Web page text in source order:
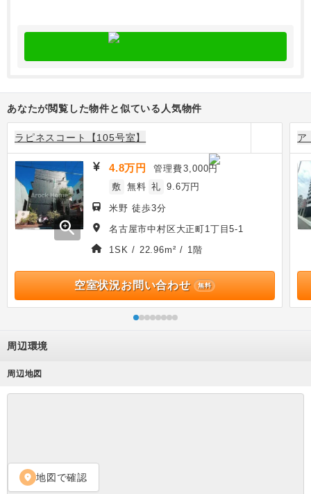
あなたが閲覧した物件と似ている人気物件
ラピネスコート【105号室】
zoom_in
4.8万円 管理費3,000円
敷 無料 礼 9.6万円
米野 徒歩3分
名古屋市中村区大正町1丁目5-1
1SK / 22.96m² / 1階
空室状況お問い合わせ 無料
ア
周辺環境
周辺地図
location_on 地図で確認